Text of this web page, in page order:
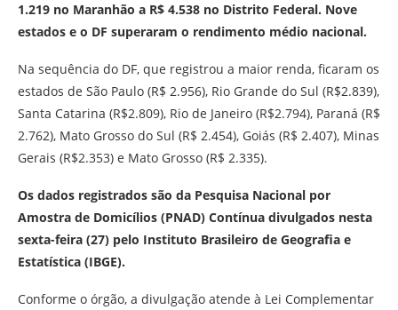
1.219 no Maranhão a R$ 4.538 no Distrito Federal. Nove
estados e o DF superaram o rendimento médio nacional.
Na sequência do DF, que registrou a maior renda, ficaram os
estados de São Paulo (R$ 2.956), Rio Grande do Sul (R$2.839),
Santa Catarina (R$2.809), Rio de Janeiro (R$2.794), Paraná (R$
2.762), Mato Grosso do Sul (R$ 2.454), Goiás (R$ 2.407), Minas
Gerais (R$2.353) e Mato Grosso (R$ 2.335).
Os dados registrados são da Pesquisa Nacional por
Amostra de Domicílios (PNAD) Contínua divulgados nesta
sexta-feira (27) pelo Instituto Brasileiro de Geografia e
Estatística (IBGE).
Conforme o órgão, a divulgação atende à Lei Complementar